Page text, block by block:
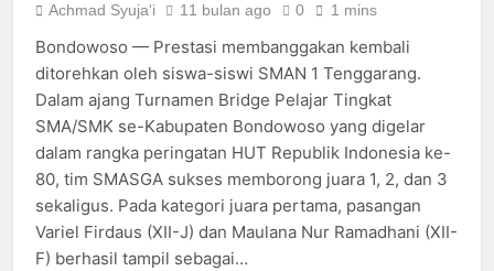
Achmad Syuja'i 11 bulan ago 0 1 mins
Bondowoso — Prestasi membanggakan kembali
ditorehkan oleh siswa-siswi SMAN 1 Tenggarang.
Dalam ajang Turnamen Bridge Pelajar Tingkat
SMA/SMK se-Kabupaten Bondowoso yang digelar
dalam rangka peringatan HUT Republik Indonesia ke-
80, tim SMASGA sukses memborong juara 1, 2, dan 3
sekaligus. Pada kategori juara pertama, pasangan
Variel Firdaus (XII-J) dan Maulana Nur Ramadhani (XII-
F) berhasil tampil sebagai…